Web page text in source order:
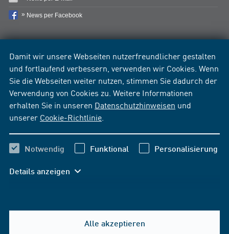
Damit wir unsere Webseiten nutzerfreundlicher gestalten
und fortlaufend verbessern, verwenden wir Cookies. Wenn
Sie die Webseiten weiter nutzen, stimmen Sie dadurch der
Verwendung von Cookies zu. Weitere Informationen
erhalten Sie in unseren Datenschutzhinweisen und
unserer Cookie-Richtlinie
Notwendig Funktional Personalisierung
Details anzeigen
Alle akzeptieren
News per Facebook